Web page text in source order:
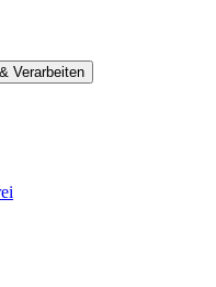
Verarbeiten